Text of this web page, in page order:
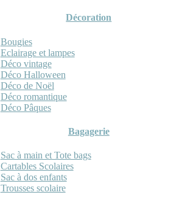
Décoration
Bougies
Eclairage et lampes
Déco vintage
Déco Halloween
Déco de Noël
Déco romantique
Déco Pâques
Bagagerie
Sac à main et Tote bags
Cartables Scolaires
Sac à dos enfants
Trousses scolaire